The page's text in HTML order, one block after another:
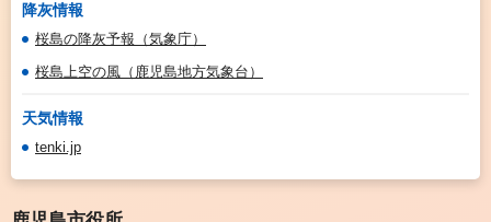
降灰情報
桜島の降灰予報（気象庁）
桜島上空の風（鹿児島地方気象台）
天気情報
tenki.jp